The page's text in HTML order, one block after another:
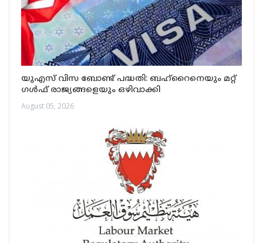
യുഎസ് വിസ ബോണ്ട് പദ്ധതി: ബഹ്റൈനെയും മറ്റ്
ഗൾഫ് രാജ്യങ്ങളെയും ഒഴിവാക്കി
August 05, 2026